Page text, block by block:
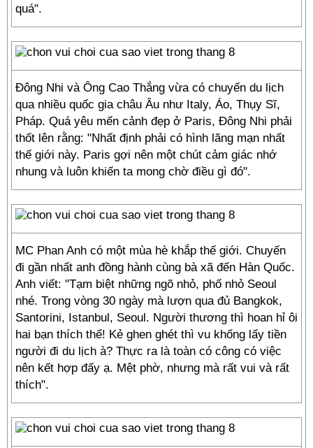
quá".
Đông Nhi và Ông Cao Thắng vừa có chuyến du lịch
qua nhiều quốc gia châu Âu như Italy, Áo, Thụy Sĩ,
Pháp. Quá yêu mến cảnh đẹp ở Paris, Đông Nhi phải
thốt lên rằng: "Nhất định phải có hình lãng mạn nhất
thế giới này. Paris gợi nên một chút cảm giác nhớ
nhung và luôn khiến ta mong chờ điều gì đó".
MC Phan Anh có một mùa hè khắp thế giới. Chuyến
đi gần nhất anh đồng hành cùng bà xã đến Hàn Quốc.
Anh viết: "Tạm biệt những ngõ nhỏ, phố nhỏ Seoul
nhé. Trong vòng 30 ngày mà lượn qua đủ Bangkok,
Santorini, Istanbul, Seoul. Người thương thì hoan hỉ ôi
hai bạn thích thế! Kẻ ghen ghét thì vu khống lấy tiền
người đi du lịch à? Thực ra là toàn có công có việc
nên kết hợp đấy ạ. Mệt phờ, nhưng mà rất vui và rất
thích".